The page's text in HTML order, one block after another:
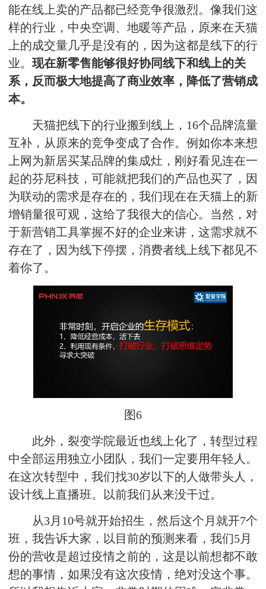
能在线上卖的产品都已经竞争很激烈。像我们这
样的行业，中央空调、地暖等产品，原来在天猫
上的成交量几乎是没有的，因为这都是线下的行
业。现在新零售能够很好协同线下和线上的关
系，反而极大地提高了商业效率，降低了营销成
本。
天猫把线下的行业搬到线上，16个品牌流量
互补，从原来的竞争变成了合作。例如你本来想
上网为新居买某品牌的集成灶，刚好看见连在一
起的芬尼科技，可能就把我们的产品也买了，因
为联动的需求是存在的，我们现在在天猫上的新
增销量很可观，这给了我很大的信心。当然，对
于新营销工具掌握不好的企业来讲，这需求就不
存在了，因为线下停摆，消费者线上线下都见不
着你了。
图6
此外，裂变学院最近也线上化了，转型过程
中全部运用独立小团队，我们一定要用年轻人。
在这次转型中，我们找30岁以下的人做带头人，
设计线上直播班。以前我们从来没干过。
从3月10号就开始招生，然后这个月就开7个
班，我告诉大家，以目前的预测来看，我们5月
份的营收是超过疫情之前的，这是以前想都不敢
想的事情，如果没有这次疫情，绝对没这个事。